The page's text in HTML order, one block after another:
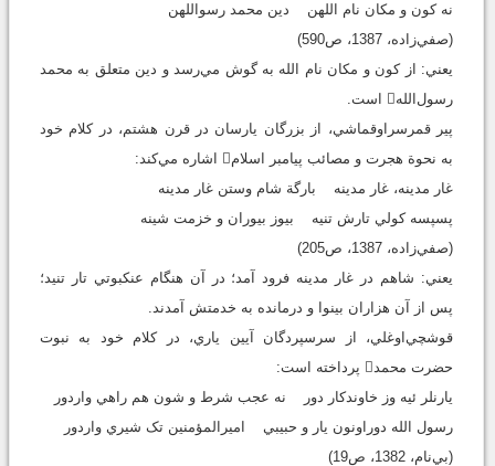
نه کون و مکان نام اللهن دين محمد رسواللهن
(صفي‌زاده، 1387، ص590)
يعني: از کون و مکان نام الله به گوش مي‌رسد و دين متعلق به محمد
رسول‌الله است.
پير قمرسراوقماشي، از بزرگان يارسان در قرن هشتم، در کلام خود
به نحوة هجرت و مصائب پيامبر اسلام اشاره مي‌کند:
غار مدينه، غار مدينه بارگة شام وستن غار مدينه
پسپسه کولي تارش تنيه بيوز بيوران و خزمت شينه
(صفي‌زاده، 1387، ص205)
يعني: شاهم در غار مدينه فرود آمد؛ در آن هنگام عنکبوتي تار تنيد؛
پس از آن هزاران بينوا و درمانده به خدمتش آمدند.
قوشچي‌اوغلي، از سرسپردگان آيين ياري، در کلام خود به نبوت
حضرت محمد پرداخته است:
يارنلر ئيه وز خاوندکار دور نه عجب شرط و شون هم راهي واردور
رسول الله دوراونون يار و حبيبي اميرالمؤمنين تک شيري واردور
(بي‌نام، 1382، ص19)